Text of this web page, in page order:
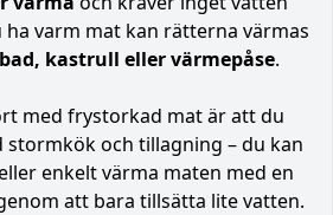
varm mat kan rätterna värmas
kastrull eller värmepåse.
med frystorkad mat är att du
stormkök och tillagning – du kan
enkelt värma maten med en
att bara tillsätta lite vatten.